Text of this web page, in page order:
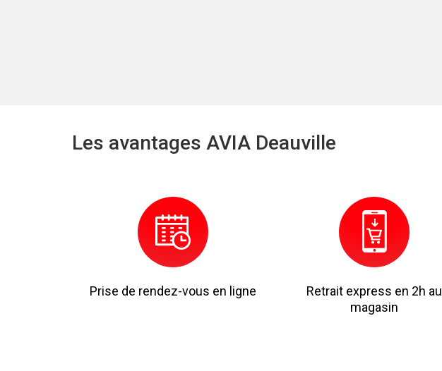
Les avantages AVIA Deauville
Prise de rendez-vous en ligne
Retrait express en 2h au
magasin